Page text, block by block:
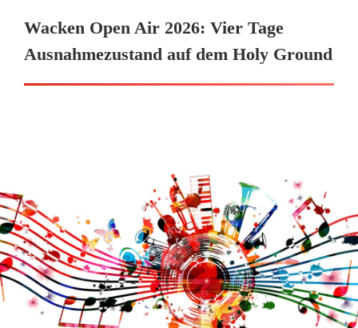
Wacken Open Air 2026: Vier Tage
Ausnahmezustand auf dem Holy Ground